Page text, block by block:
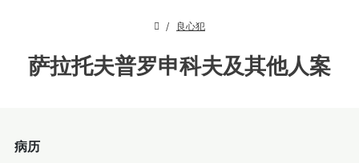
良心犯
萨拉托夫普罗申科夫及其他人案
病历